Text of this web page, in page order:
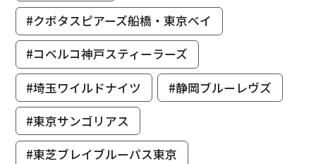
#クボタスピアーズ船橋・東京ベイ
#コベルコ神戸スティーラーズ
#埼玉ワイルドナイツ
#静岡ブルーレヴズ
#東京サンゴリアス
#東芝ブレイブルーパス東京